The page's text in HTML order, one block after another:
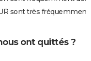
sont très fréquemment
ont quittés ?